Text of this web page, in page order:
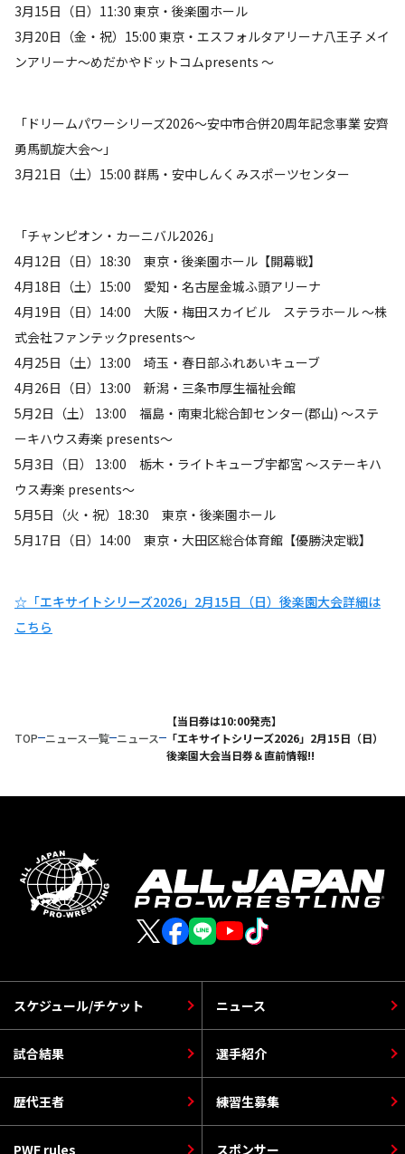
3月15日（日）11:30 東京・後楽園ホール
3月20日（金・祝）15:00 東京・エスフォルタアリーナ八王子 メイ
ンアリーナ〜めだかやドットコムpresents 〜
「ドリームパワーシリーズ2026〜安中市合併20周年記念事業 安齊
勇馬凱旋大会〜」
3月21日（土）15:00 群馬・安中しんくみスポーツセンター
「チャンピオン・カーニバル2026」
4月12日（日）18:30 東京・後楽園ホール【開幕戦】
4月18日（土）15:00 愛知・名古屋金城ふ頭アリーナ
4月19日（日）14:00 大阪・梅田スカイビル ステラホール ～株
式会社ファンテックpresents～
4月25日（土）13:00 埼玉・春日部ふれあいキューブ
4月26日（日）13:00 新潟・三条市厚生福祉会館
5月2日（土） 13:00 福島・南東北総合卸センター(郡山) ～ステ
ーキハウス寿楽 presents～
5月3日（日） 13:00 栃木・ライトキューブ宇都宮 ～ステーキハ
ウス寿楽 presents～
5月5日（火・祝）18:30 東京・後楽園ホール
5月17日（日）14:00 東京・大田区総合体育館【優勝決定戦】
☆「エキサイトシリーズ2026」2月15日（日）後楽園大会詳細は
こちら
TOP ニュース一覧 ニュース
【当日券は10:00発売】
「エキサイトシリーズ2026」2月15日（日）
後楽園大会当日券＆直前情報!!
スケジュール/チケット
選手紹介
PWF rules
ニュース
歴代王者
スポンサー
試合結果
練習生募集